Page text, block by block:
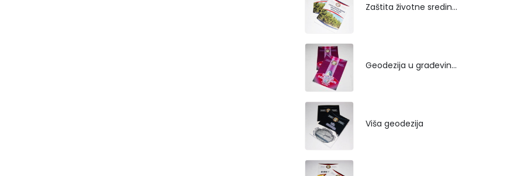
Zaštita životne sredine rekultivacijom odlagališta
Geodezija u građevinarstvu
Viša geodezija